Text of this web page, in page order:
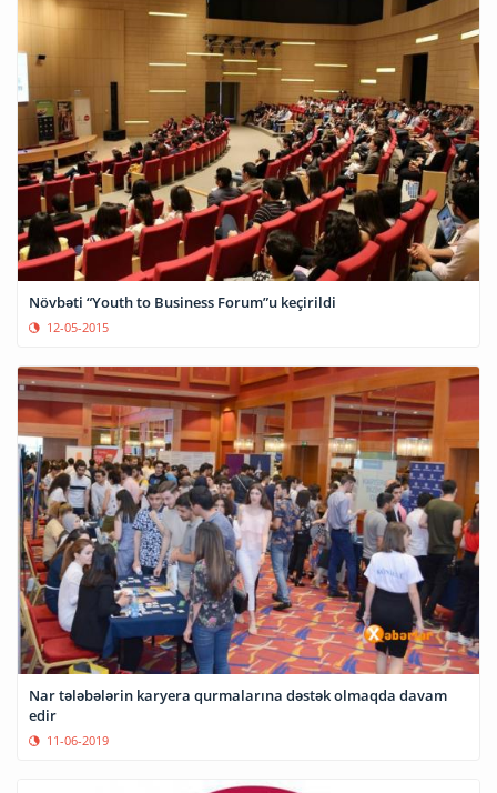
Növbəti “Youth to Business Forum”u keçirildi
12-05-2015
Nar tələbələrin karyera qurmalarına dəstək olmaqda davam
edir
11-06-2019